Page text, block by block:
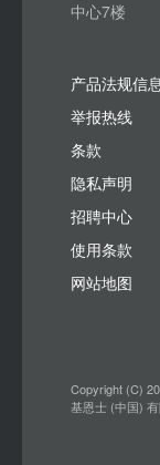
中心7楼
产品法规信息
举报热线
条款
隐私声明
招聘中心
使用条款
网站地图
Copyright (C)
基恩士 (中国)